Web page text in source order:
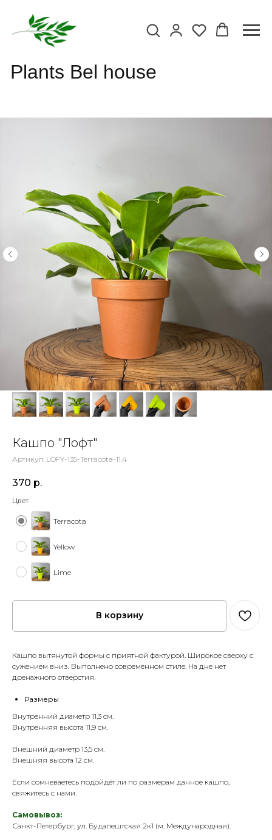
Plants Bel house
Кашпо "Лофт"
Артикул: LOFY-135-Terracota-11.4
370 р.
Цвет
Terracota
Yellow
Lime
В корзину
Кашпо вытянутой формы с приятной фактурой. Широкое сверху с
сужением вниз. Выполнено современном стиле. На дне нет
дренажного отверстия.
Размеры
Внутренний диаметр 11,3 см.
Внутренняя высота 11,9 см.
Внешний диаметр 13,5 см.
Внешняя высота 12 см.
Если сомневаетесь подойдёт ли по размерам данное кашпо,
свяжитесь с нами.
Самовывоз:
Санкт-Петербург, ул. Будапештская 2к1 (м. Международная).